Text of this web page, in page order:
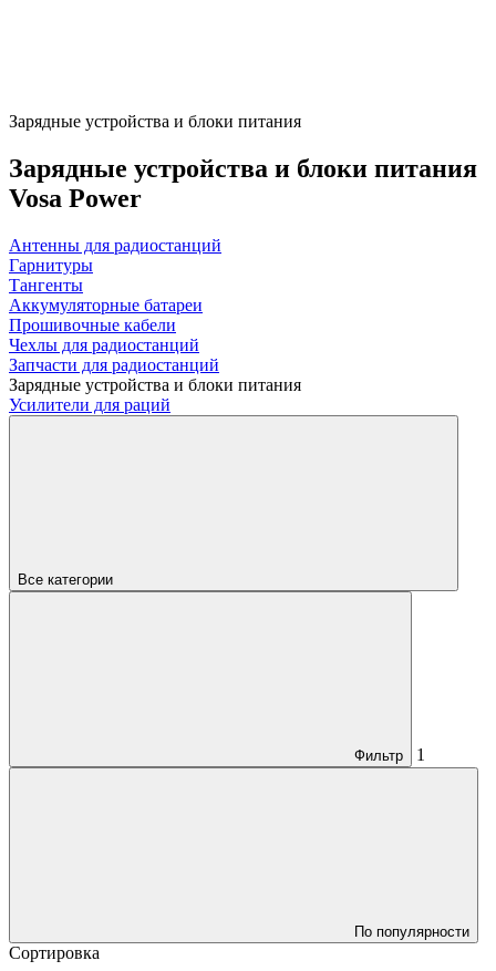
Зарядные устройства и блоки питания
Зарядные устройства и блоки питания
Vosa Power
Антенны для радиостанций
Гарнитуры
Тангенты
Аккумуляторные батареи
Прошивочные кабели
Чехлы для радиостанций
Запчасти для радиостанций
Зарядные устройства и блоки питания
Усилители для раций
Все категории
Фильтр 1
По популярности
Сортировка